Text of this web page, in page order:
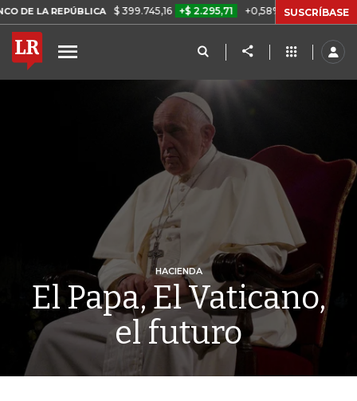
$ 399.745,16 +$ 2.295,71 +0,58% TASA DE USURA CRÉDITO
SUSCRÍBASE
HACIENDA
El Papa, El Vaticano,
el futuro